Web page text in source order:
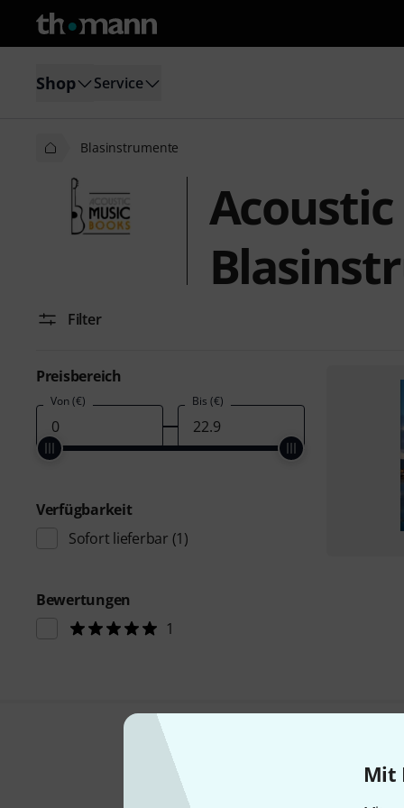
Mit
Shop Service
Blasinstrumente
Filter
Preisbereich
Von (€) Bis (€)
Verfügbarkeit
Sofort lieferbar (1)
Bewertungen
1